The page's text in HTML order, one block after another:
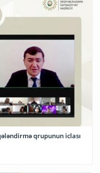
qrupunun iclası